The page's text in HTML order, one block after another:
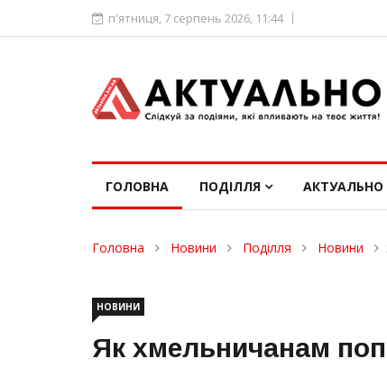
п'ятниця, 7 серпень 2026, 11:44
ГОЛОВНА ПОДІЛЛЯ АКТУАЛЬНО
Головна Новини Поділля Новини
НОВИНИ
Як хмельничанам